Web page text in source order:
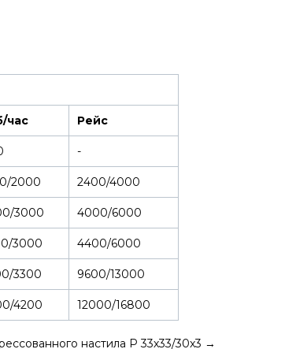
час Рейс
-
2000 2400/4000
3000 4000/6000
3000 4400/6000
3300 9600/13000
4200 12000/16800
настила P 33х33/30x3 →